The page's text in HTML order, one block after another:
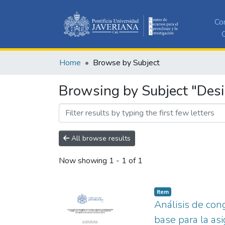
Home Browse by Subject
Browsing by Subject
All browse results
Now showing 1 - 1 of 1
Item
Análisis de
base para la